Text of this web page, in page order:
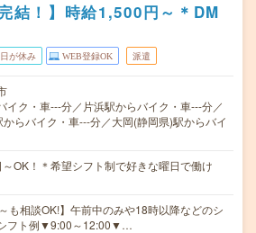
結！】時給1,500円～＊DM
が休み WEB登録OK 派遣
イク・車---分／片浜駅からバイク・車---分／
からバイク・車---分／大岡(静岡県)駅からバイ
OK！＊希望シフト制で好きな曜日で働け
も相談OK!】午前中のみや18時以降などのシ
フト例▼9:00～12:00▼…